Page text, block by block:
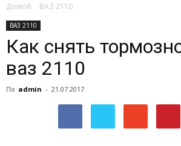
Домой ВАЗ 2110
ВАЗ 2110
Как снять
ваз 2110
По admin - 21.07.2017